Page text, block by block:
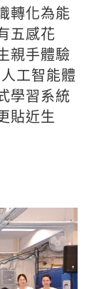
轉化為能
五感花
親手體驗
工智能體
學習系統
貼近生